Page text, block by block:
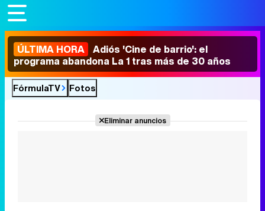
ÚLTIMA HORA Adiós 'Cine de barrio': el
programa abandona La 1 tras más de 30 años
FórmulaTV Fotos
Eliminar anuncios